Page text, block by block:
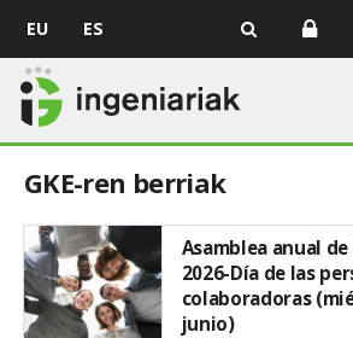
EU ES
GKE-ren berriak
Asamblea anual de
2026-Día de las
colaboradoras
junio)